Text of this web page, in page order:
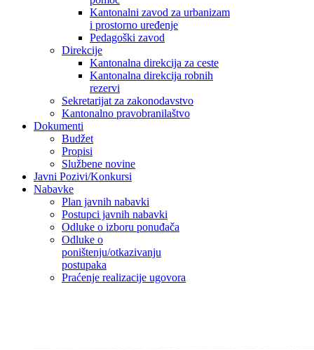
Kantonalni zavod za urbanizam
i prostorno uređenje
Pedagoški zavod
Direkcije
Kantonalna direkcija za ceste
Kantonalna direkcija robnih
rezervi
Sekretarijat za zakonodavstvo
Kantonalno pravobranilaštvo
Dokumenti
Budžet
Propisi
Službene novine
Javni Pozivi/Konkursi
Nabavke
Plan javnih nabavki
Postupci javnih nabavki
Odluke o izboru ponuđača
Odluke o
poništenju/otkazivanju
postupaka
Praćenje realizacije ugovora